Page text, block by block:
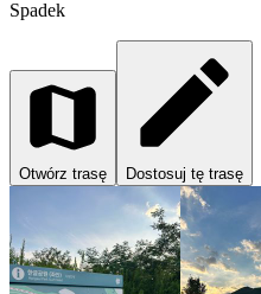
Spadek
Otwórz trasę Dostosuj tę trasę